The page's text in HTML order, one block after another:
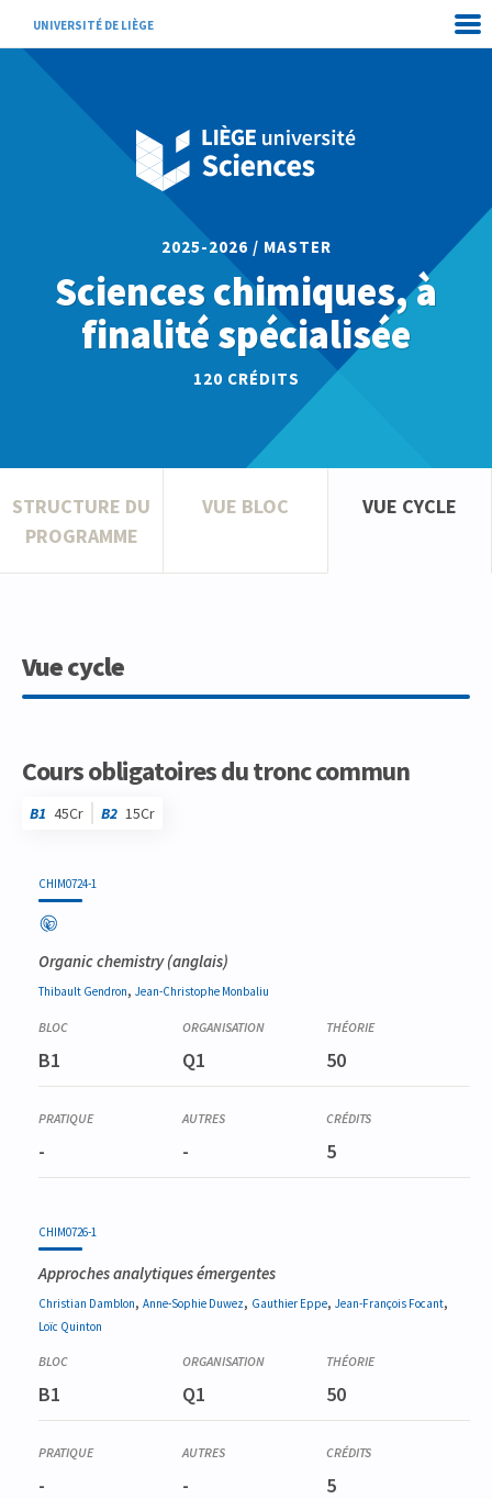
UNIVERSITÉ DE LIÈGE
2025-2026 / MASTER
Sciences chimiques, à
finalité spécialisée
120 CRÉDITS
STRUCTURE DU
PROGRAMME
VUE BLOC VUE CYCLE
Vue cycle
Cours obligatoires du tronc commun
B1 45Cr B2 15Cr
CHIM0724-1
Organic chemistry(anglais)
Thibault Gendron, Jean-Christophe Monbaliu
B1 Q1 50
- - 5
CHIM0726-1
Approches analytiques émergentes
Christian Damblon, Anne-Sophie Duwez, Gauthier Eppe, Jean-François Focant,
Loïc Quinton
B1 Q1 50
- - 5